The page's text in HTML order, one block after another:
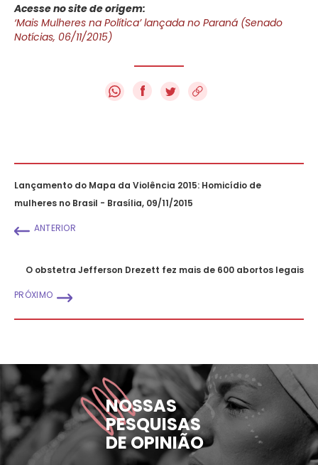
Acesse no site de origem:
‘Mais Mulheres na Política’ lançada no Paraná (Senado
Notícias, 06/11/2015)
f
Lançamento do Mapa da Violência 2015: Homicídio de
mulheres no Brasil - Brasília, 09/11/2015
ANTERIOR
O obstetra Jefferson Drezett fez mais de 600 abortos legais
PRÓXIMO
NOSSAS
PESQUISAS
DE OPINIÃO